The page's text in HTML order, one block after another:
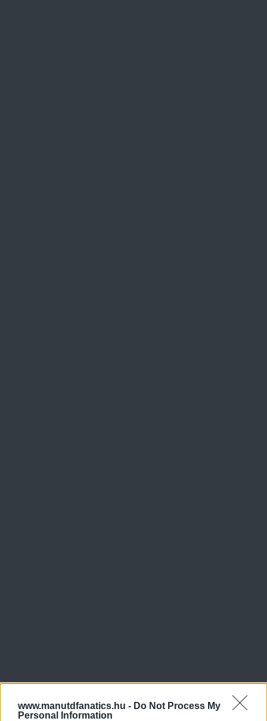
www.manutdfanatics.hu - Do Not Process My
Personal Information